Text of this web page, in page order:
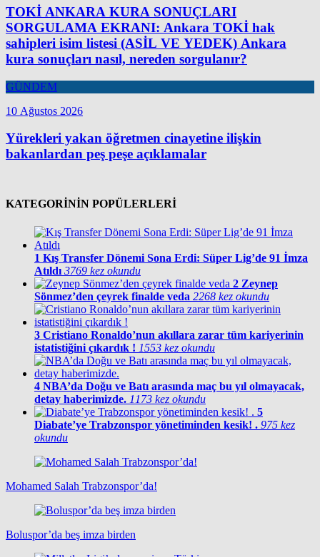
TOKİ ANKARA KURA SONUÇLARI
SORGULAMA EKRANI: Ankara TOKİ hak
sahipleri isim listesi (ASİL VE YEDEK) Ankara
kura sonuçları nasıl, nereden sorgulanır?
GÜNDEM
10 Ağustos 2026
Yürekleri yakan öğretmen cinayetine ilişkin
bakanlardan peş peşe açıklamalar
KATEGORİNİN POPÜLERLERİ
1 Kış Transfer Dönemi Sona Erdi: Süper Lig’de 91 İmza
Atıldı 3769 kez okundu
2 Zeynep
Sönmez’den çeyrek finalde veda 2268 kez okundu
3 Cristiano Ronaldo’nun akıllara zarar tüm kariyerinin
istatistiğini çıkardık ! 1553 kez okundu
4 NBA’da Doğu ve Batı arasında maç bu yıl olmayacak,
detay haberimizde. 1173 kez okundu
5
Diabate’ye Trabzonspor yönetiminden kesik! . 975 kez
okundu
Mohamed Salah Trabzonspor’da!
Boluspor’da beş imza birden